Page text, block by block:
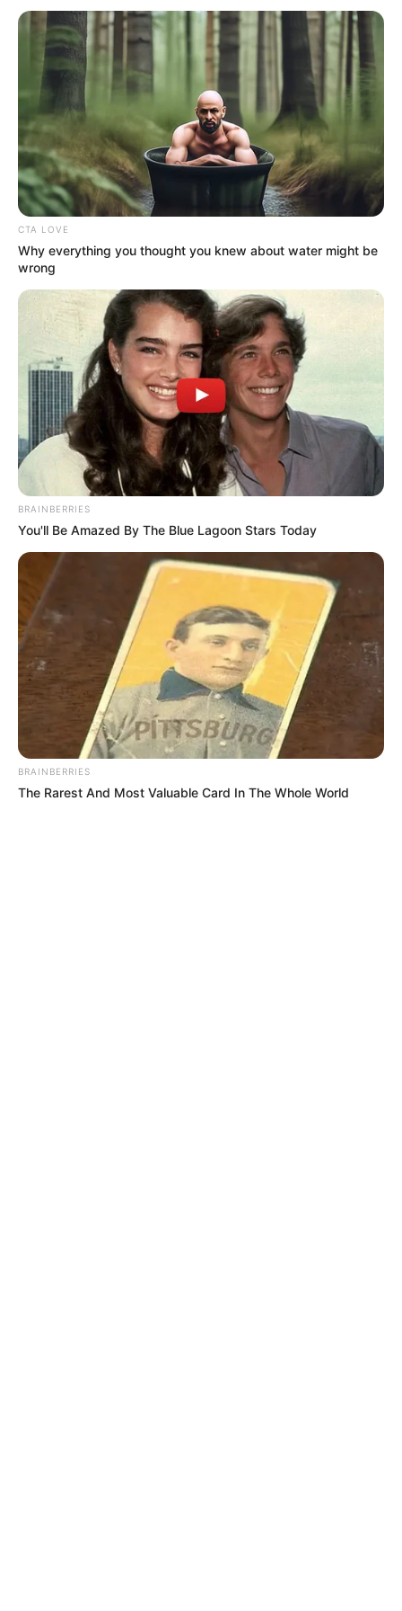
documentos y diligenciar el formatoSIPLAFT.
Para premios mayores a 182 UVT (desde $9.532.068) , se
solicita certificación bancaria vigente, con fecha no
mayor a 30 días. El pago se realiza mediante
transferencia bancaria en un plazo aproximado de
ocho
días hábiles
COMPARTIR
TEMAS RELACIONADOS
LOTERÍAS SORTEOS CHANCES
ALERTA BOGOTÁ
ALERTA CARIBE
SORTEO LA CARIBEÑA
RESULTADOS DE CHANCES EN COLOMBIA
RESULTADOS DE LOTERÍAS EN COLOMBIA
RESULTADOS DE CHANCES Y LOTERÍAS
NÚMEROS DE LA SUERTE
NÚMEROS GANADORES
MANTÉNGASE EN ALERTA
Tenemos todas las noticias que le
interesan. Para estar bien informado, por
favor, active las notificaciones de Alerta.
ACTIVAR AHORA
TEMAS DESTACADOS
EL CARMEN DE BOLÍVAR
DUMEK TURBAY
CTA LOVE
Why everything you thought you knew about water might be
wrong
BRAINBERRIES
You'll Be Amazed By The Blue Lagoon Stars Today
BRAINBERRIES
The Rarest And Most Valuable Card In The Whole World